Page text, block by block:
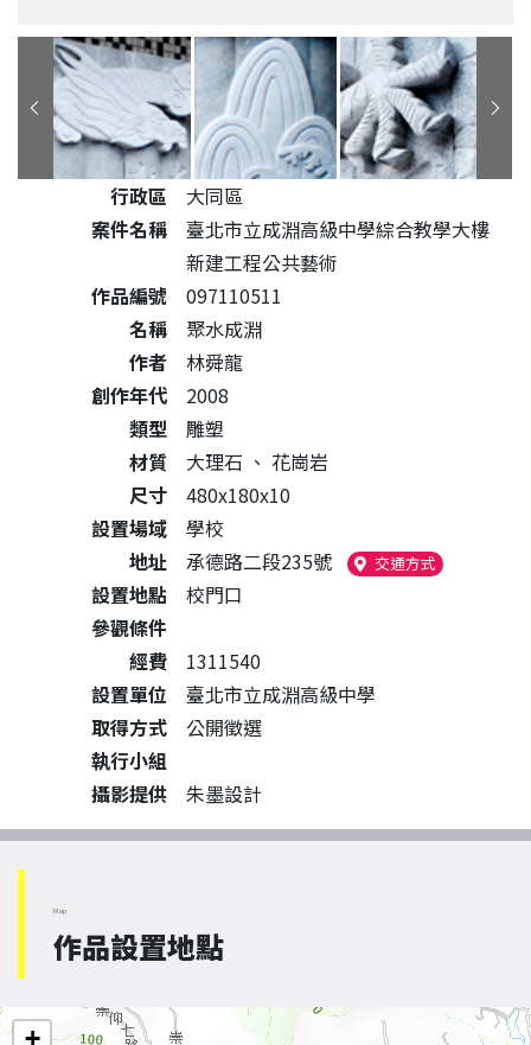
公共藝術作品詳細資料
行政區
大同區
案件名稱
臺北市立成淵高級中學綜合教學大樓
新建工程公共藝術
作品編號
097110511
名稱
聚水成淵
作者
林舜龍
創作年代
2008
類型
雕塑
材質
大理石 、 花崗岩
尺寸
480x180x10
設置場域
學校
地址
承德路二段235號 交通方式（另開新視窗
設置地點
校門口
參觀條件
經費
1311540
設置單位
臺北市立成淵高級中學
取得方式
公開徵選
執行小組
攝影提供
朱墨設計
Map
作品設置地點
+